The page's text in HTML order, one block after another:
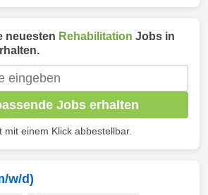
neuesten Rehabilitation Jobs in
Jobs erhalten
mit einem Klick abbestellbar.
w/d)